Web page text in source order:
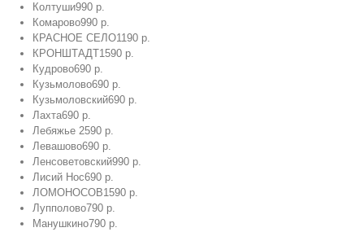
Колтуши990 р.
Комарово990 р.
КРАСНОЕ СЕЛО1190 р.
КРОНШТАДТ1590 р.
Кудрово690 р.
Кузьмолово690 р.
Кузьмоловский690 р.
Лахта690 р.
Лебяжье 2590 р.
Левашово690 р.
Ленсоветовский990 р.
Лисий Нос690 р.
ЛОМОНОСОВ1590 р.
Лупполово790 р.
Манушкино790 р.